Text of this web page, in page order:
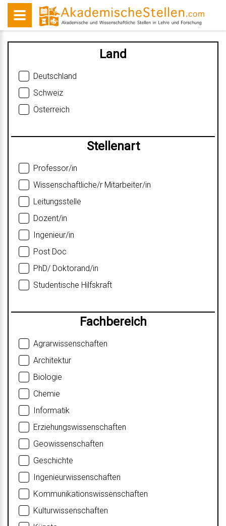
Land
Deutschland
Schweiz
Österreich
Stellenart
Professor/in
Wissenschaftliche/r Mitarbeiter/in
Leitungsstelle
Dozent/in
Ingenieur/in
Post Doc
PhD/ Doktorand/in
Studentische Hilfskraft
Fachbereich
Agrarwissenschaften
Architektur
Biologie
Chemie
Informatik
Erziehungswissenschaften
Geowissenschaften
Geschichte
Ingenieurwissenschaften
Kommunikationswissenschaften
Kulturwissenschaften